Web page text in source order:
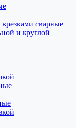
сварные
и круглой